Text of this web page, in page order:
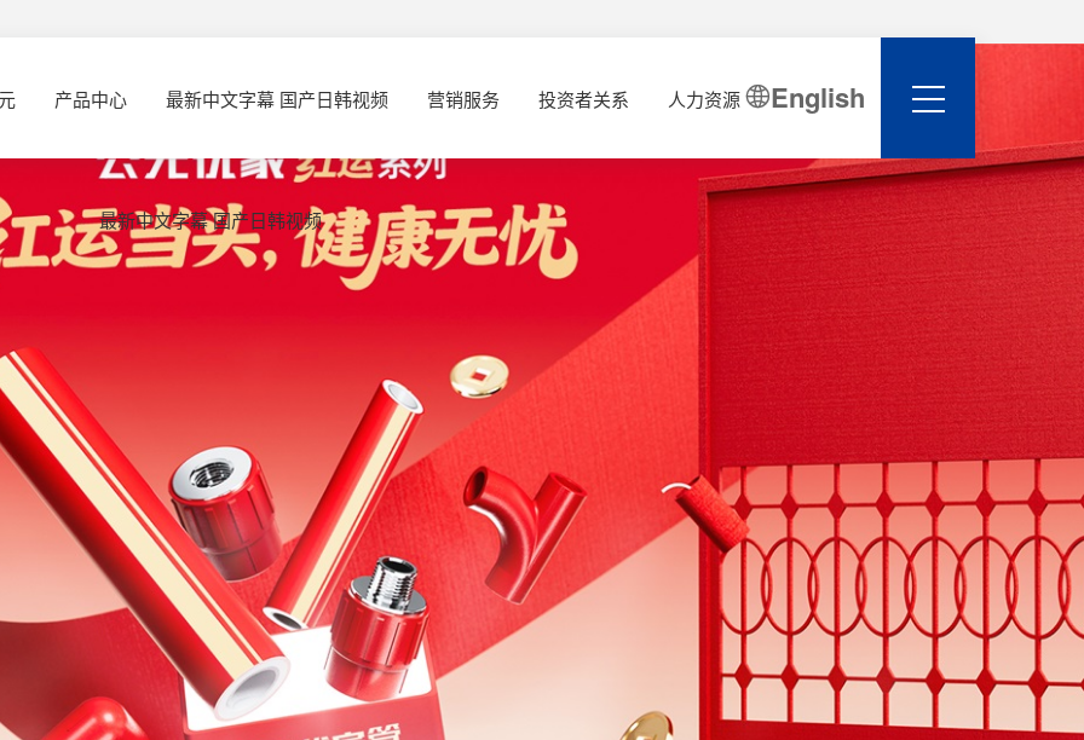
产品中心 最新中文字幕 国产日韩视频 营销服务 投资者关系 人力资源
最新中文字幕 国产日韩视频
English